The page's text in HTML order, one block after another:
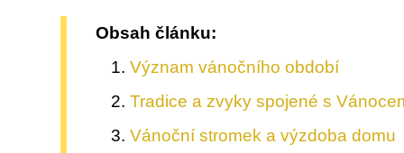
Obsah článku:
Význam vánočního období
Tradice a zvyky spojené s
Vánoční stromek a výzdoba domu